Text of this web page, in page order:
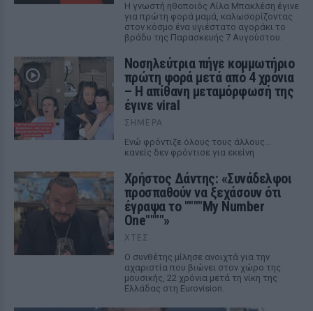
Η γνωστή ηθοποιός Λίλα Μπακλέση έγινε
για πρώτη φορά μαμά, καλωσορίζοντας
στον κόσμο ένα υγιέστατο αγοράκι το
βράδυ της Παρασκευής 7 Αυγούστου.
Νοσηλεύτρια πήγε κομμωτήριο
πρώτη φορά μετά από 4 χρόνια
– Η απίθανη μεταμόρφωσή της
έγινε viral
ΣΉΜΕΡΑ
Ενώ φρόντιζε όλους τους άλλους...
κανείς δεν φρόντισε για εκείνη
Χρήστος Δάντης: «Συνάδελφοι
προσπαθούν να ξεχάσουν ότι
έγραψα το """"My Number
One""""»
ΧΤΕΣ
Ο συνθέτης μίλησε ανοιχτά για την
αχαριστία που βιώνει στον χώρο της
μουσικής, 22 χρόνια μετά τη νίκη της
Ελλάδας στη Eurovision.